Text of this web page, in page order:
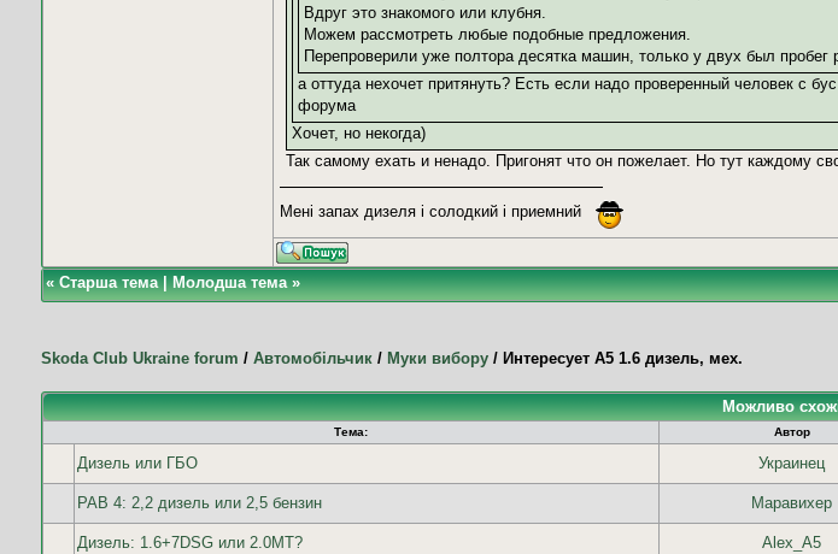
Вдруг это знакомого или клубня.
Можем рассмотреть любые подобные предложения.
Перепроверили уже полтора десятка машин, только у двух был пробег
а оттуда нехочет притянуть? Есть если надо проверенный человек с
форума
Хочет, но некогда)
Так самому ехать и ненадо. Пригонят что он пожелает. Но тут каждому
Мені запах дизеля і солодкий і приемний
«Старша тема|Молодша тема»
Skoda Club Ukraine forum / Автомобільчик/ Муки вибору / Интересует А5 1.6 дизель, мех.
Можливо
Тема: Автор
Дизель или ГБО Украинец
РАВ 4: 2,2 дизель или 2,5 бензин Маравихер
Дизель: 1.6+7DSG или 2.0МТ? Alex_A5